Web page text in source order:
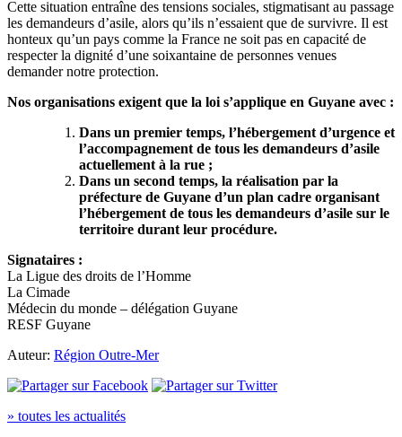
Cette situation entraîne des tensions sociales, stigmatisant au passage
les demandeurs d’asile, alors qu’ils n’essaient que de survivre. Il est
honteux qu’un pays comme la France ne soit pas en capacité de
respecter la dignité d’une soixantaine de personnes venues
demander notre protection.
Nos organisations exigent que la loi s’applique en Guyane avec :
Dans un premier temps, l’hébergement d’urgence et
l’accompagnement de tous les demandeurs d’asile
actuellement à la rue ;
Dans un second temps, la réalisation par la
préfecture de Guyane d’un plan cadre organisant
l’hébergement de tous les demandeurs d’asile sur le
territoire durant leur procédure.
Signataires :
La Ligue des droits de l’Homme
La Cimade
Médecin du monde – délégation Guyane
RESF Guyane
Auteur: Région Outre-Mer
» toutes les actualités